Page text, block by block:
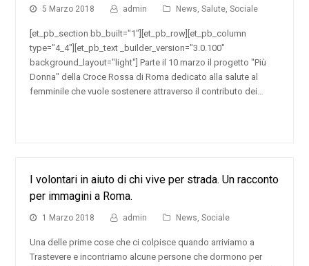
5 Marzo 2018 admin News, Salute, Sociale
[et_pb_section bb_built="1"][et_pb_row][et_pb_column
type="4_4"][et_pb_text _builder_version="3.0.100"
background_layout="light"] Parte il 10 marzo il progetto "Più
Donna" della Croce Rossa di Roma dedicato alla salute al
femminile che vuole sostenere attraverso il contributo dei…
I volontari in aiuto di chi vive per strada. Un racconto
per immagini a Roma.
1 Marzo 2018 admin News, Sociale
Una delle prime cose che ci colpisce quando arriviamo a
Trastevere e incontriamo alcune persone che dormono per